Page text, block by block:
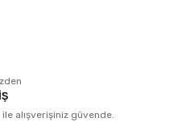
alışverişiniz güvende.